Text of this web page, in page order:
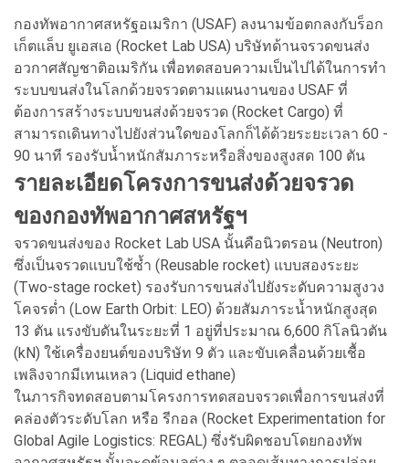
กองทัพอากาศสหรัฐอเมริกา (USAF) ลงนามข้อตกลงกับร็อก
เก็ตแล็บ ยูเอสเอ (Rocket Lab USA) บริษัทด้านจรวดขนส่ง
อวกาศสัญชาติอเมริกัน เพื่อทดสอบความเป็นไปได้ในการทำ
ระบบขนส่งในโลกด้วยจรวดตามแผนงานของ USAF ที่
ต้องการสร้างระบบขนส่งด้วยจรวด (Rocket Cargo) ที่
สามารถเดินทางไปยังส่วนใดของโลกก็ได้ด้วยระยะเวลา 60 -
90 นาที รองรับน้ำหนักสัมภาระหรือสิ่งของสูงสด 100 ตัน
รายละเอียดโครงการขนส่งด้วยจรวด
ของกองทัพอากาศสหรัฐฯ
จรวดขนส่งของ Rocket Lab USA นั้นคือนิวตรอน (Neutron)
ซึ่งเป็นจรวดแบบใช้ซ้ำ (Reusable rocket) แบบสองระยะ
(Two-stage rocket) รองรับการขนส่งไปยังระดับความสูงวง
โคจรต่ำ (Low Earth Orbit: LEO) ด้วยสัมภาระน้ำหนักสูงสุด
13 ตัน แรงขับดันในระยะที่ 1 อยู่ที่ประมาณ 6,600 กิโลนิวตัน
(kN) ใช้เครื่องยนต์ของบริษัท 9 ตัว และขับเคลื่อนด้วยเชื้อ
เพลิงจากมีเทนเหลว (Liquid ethane)
ในภารกิจทดสอบตามโครงการทดสอบจรวดเพื่อการขนส่งที่
คล่องตัวระดับโลก หรือ รีกอล (Rocket Experimentation for
Global Agile Logistics: REGAL) ซึ่งรับผิดชอบโดยกองทัพ